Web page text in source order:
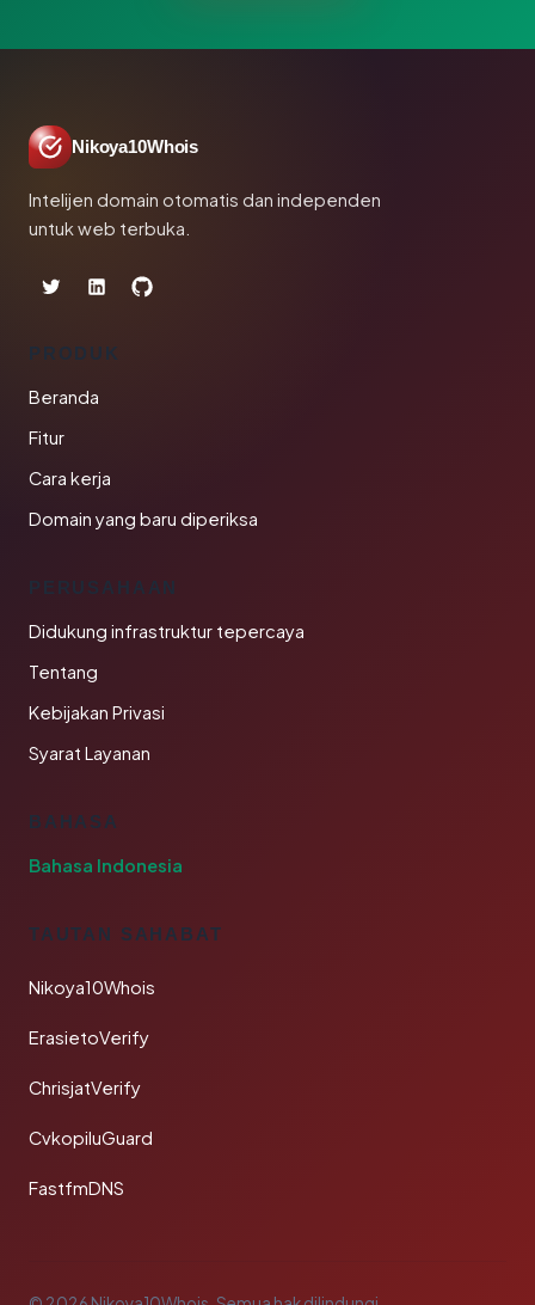
Nikoya10Whois
Intelijen domain otomatis dan independen
untuk web terbuka.
PRODUK
Beranda
Fitur
Cara kerja
Domain yang baru diperiksa
PERUSAHAAN
Didukung infrastruktur tepercaya
Tentang
Kebijakan Privasi
Syarat Layanan
BAHASA
Bahasa Indonesia
TAUTAN SAHABAT
Nikoya10Whois
ErasietoVerify
ChrisjatVerify
CvkopiluGuard
FastfmDNS